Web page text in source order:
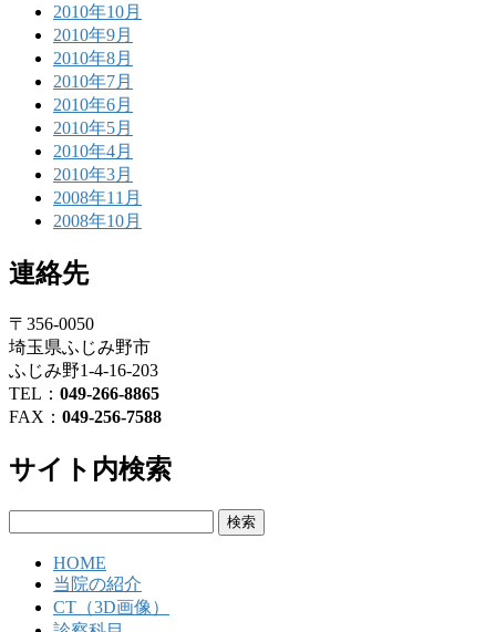
2010年10月
2010年9月
2010年8月
2010年7月
2010年6月
2010年5月
2010年4月
2010年3月
2008年11月
2008年10月
連絡先
〒356-0050
埼玉県ふじみ野市
ふじみ野1-4-16-203
TEL： 049-266-8865
FAX： 049-256-7588
サイト内検索
HOME
当院の紹介
CT（3D画像）